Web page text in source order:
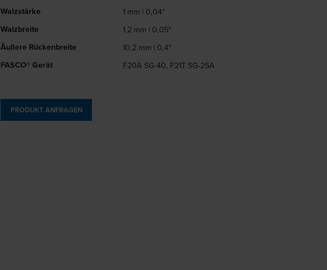
Walzstärke 1 mm | 0,04"
Walzbreite 1,2 mm | 0,05"
Äußere Rückenbreite 10,2 mm | 0,4"
FASCO® Gerät F20A SG-40, F21T SG-25A
PRODUKT ANFRAGEN